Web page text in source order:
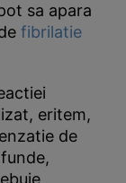
sa apara
fibrilatie
eritem,
de